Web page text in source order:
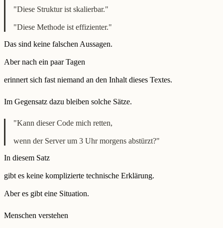
"Diese Struktur ist skalierbar."
"Diese Methode ist effizienter."
Das sind keine falschen Aussagen.
Aber nach ein paar Tagen
erinnert sich fast niemand an den Inhalt dieses Textes.
Im Gegensatz dazu bleiben solche Sätze.
"Kann dieser Code mich retten,
wenn der Server um 3 Uhr morgens abstürzt?"
In diesem Satz
gibt es keine komplizierte technische Erklärung.
Aber es gibt eine Situation.
Menschen verstehen